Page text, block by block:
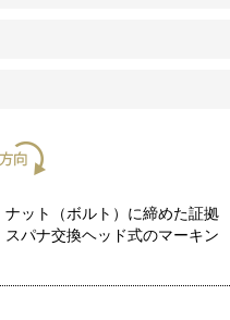
ット（ボルト）に締めた証拠
パナ交換ヘッド式のマーキン